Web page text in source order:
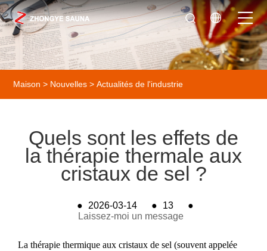
Maison > Nouvelles >Actualités de l'industrie
Quels sont les effets de
la thérapie thermale aux
cristaux de sel ?
● 2026-03-14 ● 13
●
Laissez-moi un message
La thérapie thermique aux cristaux de sel (souvent appelée